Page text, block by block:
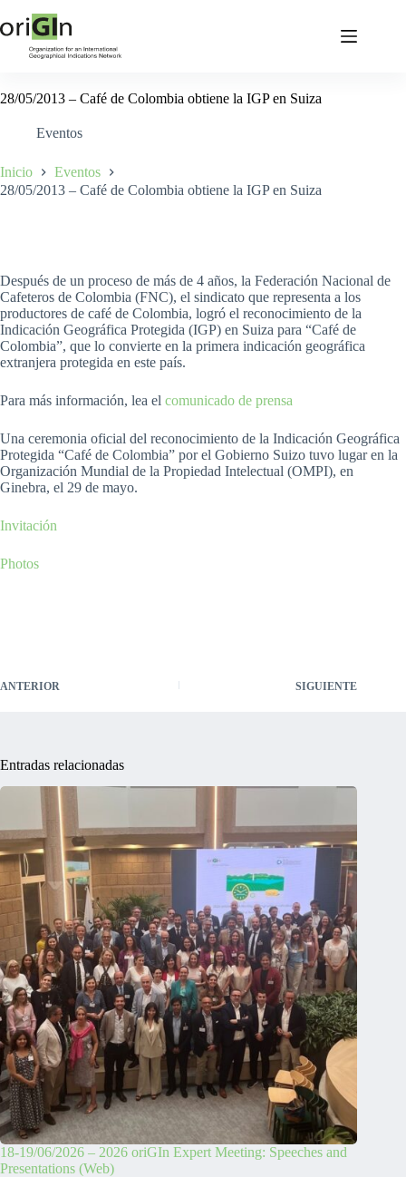
28/05/2013 – Café de Colombia obtiene la IGP en Suiza
Eventos
Inicio
Eventos
28/05/2013 – Café de Colombia obtiene la IGP en Suiza
Después de un proceso de más de 4 años, la Federación Nacional de
Cafeteros de Colombia (FNC), el sindicato que representa a los
productores de café de Colombia, logró el reconocimiento de la
Indicación Geográfica Protegida (IGP) en Suiza para “Café de
Colombia”, que lo convierte en la primera indicación geográfica
extranjera protegida en este país.
Para más información, lea el comunicado de prensa
Una ceremonia oficial del reconocimiento de la Indicación Geográfica
Protegida “Café de Colombia” por el Gobierno Suizo tuvo lugar en la
Organización Mundial de la Propiedad Intelectual (OMPI), en
Ginebra, el 29 de mayo.
Invitación
Photos
ANTERIOR SIGUIENTE
Entradas relacionadas
18-19/06/2026 – 2026 oriGIn Expert Meeting: Speeches and
Presentations (Web)